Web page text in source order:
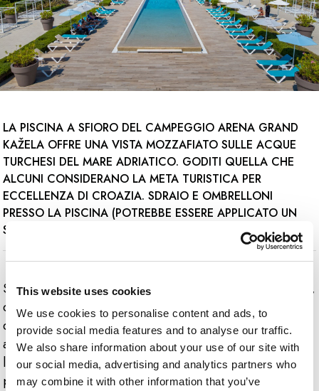
This website uses cookies
We use cookies to personalise content and ads, to
provide social media features and to analyse our traffic.
We also share information about your use of our site with
our social media, advertising and analytics partners who
may combine it with other information that you’ve
LA PISCINA A SFIORO DEL CAMPEGGIO ARENA GRAND
KAŽELA OFFRE UNA VISTA MOZZAFIATO SULLE ACQUE
TURCHESI DEL MARE ADRIATICO. GODITI QUELLA CHE
ALCUNI CONSIDERANO LA META TURISTICA PER
ECCELLENZA DI CROAZIA. SDRAIO E OMBRELLONI
PRESSO LA PISCINA (POTREBBE ESSERE APPLICATO UN
SUPPLEMENTO)
Soggiorna nel lusso del campeggio Arena Grand Kažela,
dove puoi goderti alcuni giorni di vacanza su alcune
delle spiagge più belle dell'Adriatico, particolarmente
adatte alle famiglie. La lussuosa piscina a sfioro e
l’adiacente area prendisole offrono l'ambiente ideale
per rilassarsi dopo una giornata al sole.